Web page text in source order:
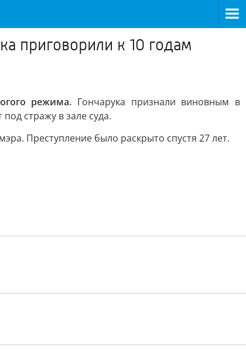
приговорили к 10 годам
режима. Гончарука признали виновным в
стражу в зале суда.
Преступление было раскрыто спустя 27 лет.